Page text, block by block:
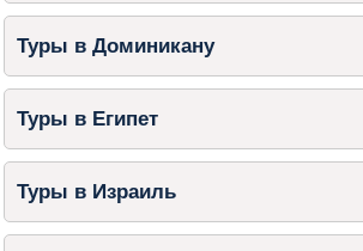
Туры в Доминикану
Туры в Египет
Туры в Израиль